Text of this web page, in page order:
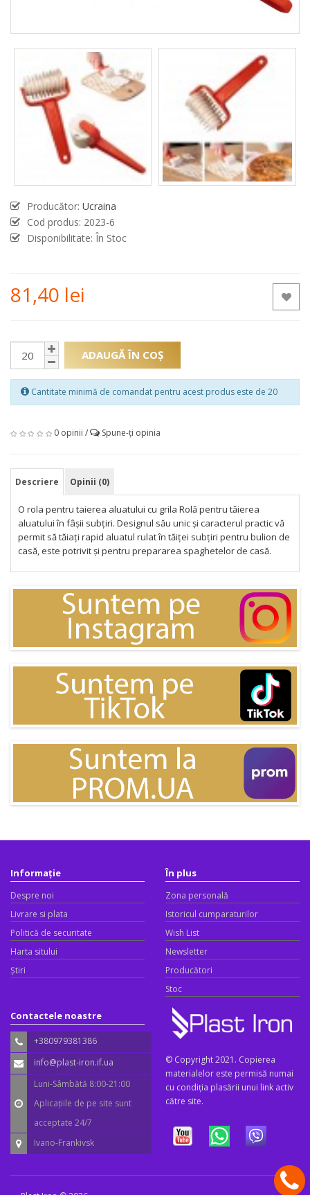
Producător: Ucraina
Cod produs: 2023-6
Disponibilitate: În Stoc
81,40 lei
ADAUGĂ ÎN COŞ
Cantitate minimă de comandat pentru acest produs este de 20
0 opinii / Spune-ţi opinia
Descriere Opinii (0)
O rola pentru taierea aluatului cu grila Rolă pentru tăierea
aluatului în fâșii subțiri. Designul său unic și caracterul practic vă
permit să tăiați rapid aluatul rulat în tăiței subțiri pentru bulion de
casă, este potrivit și pentru prepararea spaghetelor de casă.
Informație
Despre noi
Livrare si plata
Politică de securitate
Harta sitului
Știri
În plus
Zona personală
Istoricul cumparaturilor
Wish List
Newsletter
Producători
Stoc
Contactele noastre
+380979381386
info@plast-iron.if.ua
Luni-Sâmbătă 8:00-21:00
Aplicațiile de pe site sunt
acceptate 24/7
Ivano-Frankivsk
© Copyright 2021. Copierea
materialelor este permisă numai
cu condiția plasării unui link activ
către site.